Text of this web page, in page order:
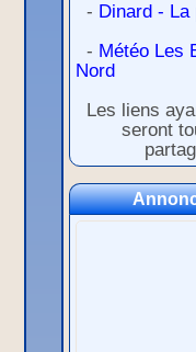
- Dinard - La
- Météo Les
Nord
Les liens
seront